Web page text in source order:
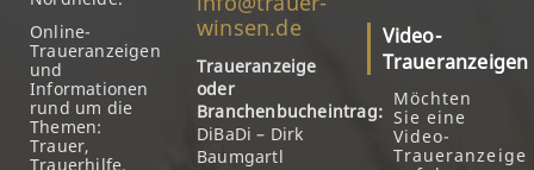
Online-
Traueranzeigen
und
Informationen
rund um die
Themen:
Trauer,
Trauerhilfe,
winsen.de
Traueranzeige
oder
Branchenbucheintrag:
DiBaDi – Dirk
Baumgartl
Video-
Traueranzeigen
Möchten
Sie eine
Video-
Traueranzeige